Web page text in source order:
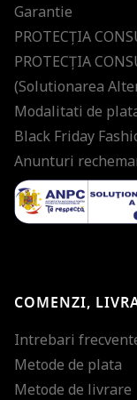
Garantie
PROTECŢIA
PROTECŢIA
(Solutionarea
Modalitati de
Black Friday
Anunturi
COMENZI,
Intrebari
Metode de plata
Metode de livrare